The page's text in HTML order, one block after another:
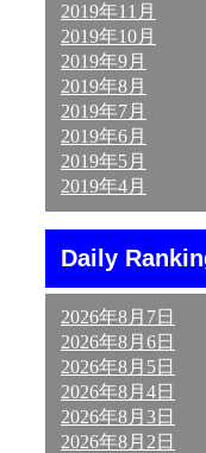
2019年11月
2019年10月
2019年9月
2019年8月
2019年7月
2019年6月
2019年5月
2019年4月
Daily
2026年8月7日
2026年8月6日
2026年8月5日
2026年8月4日
2026年8月3日
2026年8月2日